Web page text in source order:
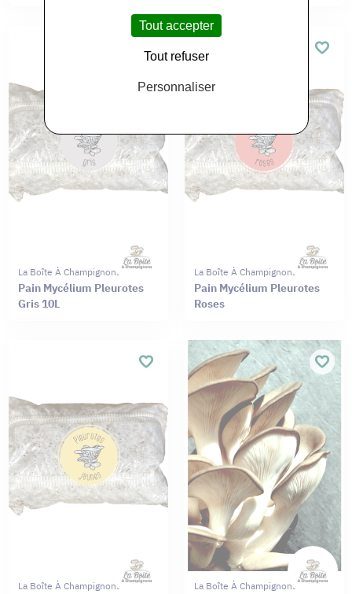
La Boîte À Champignons
Pain Mycélium Pleurotes
Gris 10L
La Boîte À Champignons
Pain Mycélium Pleurotes
Roses
La Boîte À Champignons La Boîte À Champignons
Tout accepter
Tout refuser
Personnaliser